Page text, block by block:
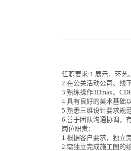
任职要求:1.展示，环艺
2.在公关活动公司、线
3.熟练操作3Dmax、
4.具有良好的美术基础
5.熟悉三维设计要求规
6.善于团队沟通协调，
岗位职责：
1.根据客户要求，独立
2.需独立完成施工图的